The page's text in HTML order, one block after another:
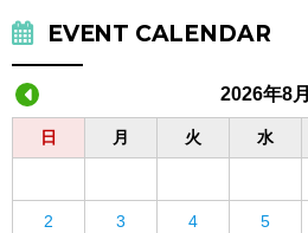
EVENT CALENDAR
2026年8月
日 月 火 水
2 3 4 5